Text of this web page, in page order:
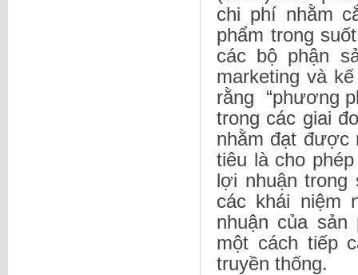
chi phí nhằm
phẩm trong
các bộ phận
marketing và
rằng “phương
trong các giai
nhằm đạt được
tiêu là cho
lợi nhuận trong
các khái niệm
nhuận của
một cách tiếp
truyền thống.